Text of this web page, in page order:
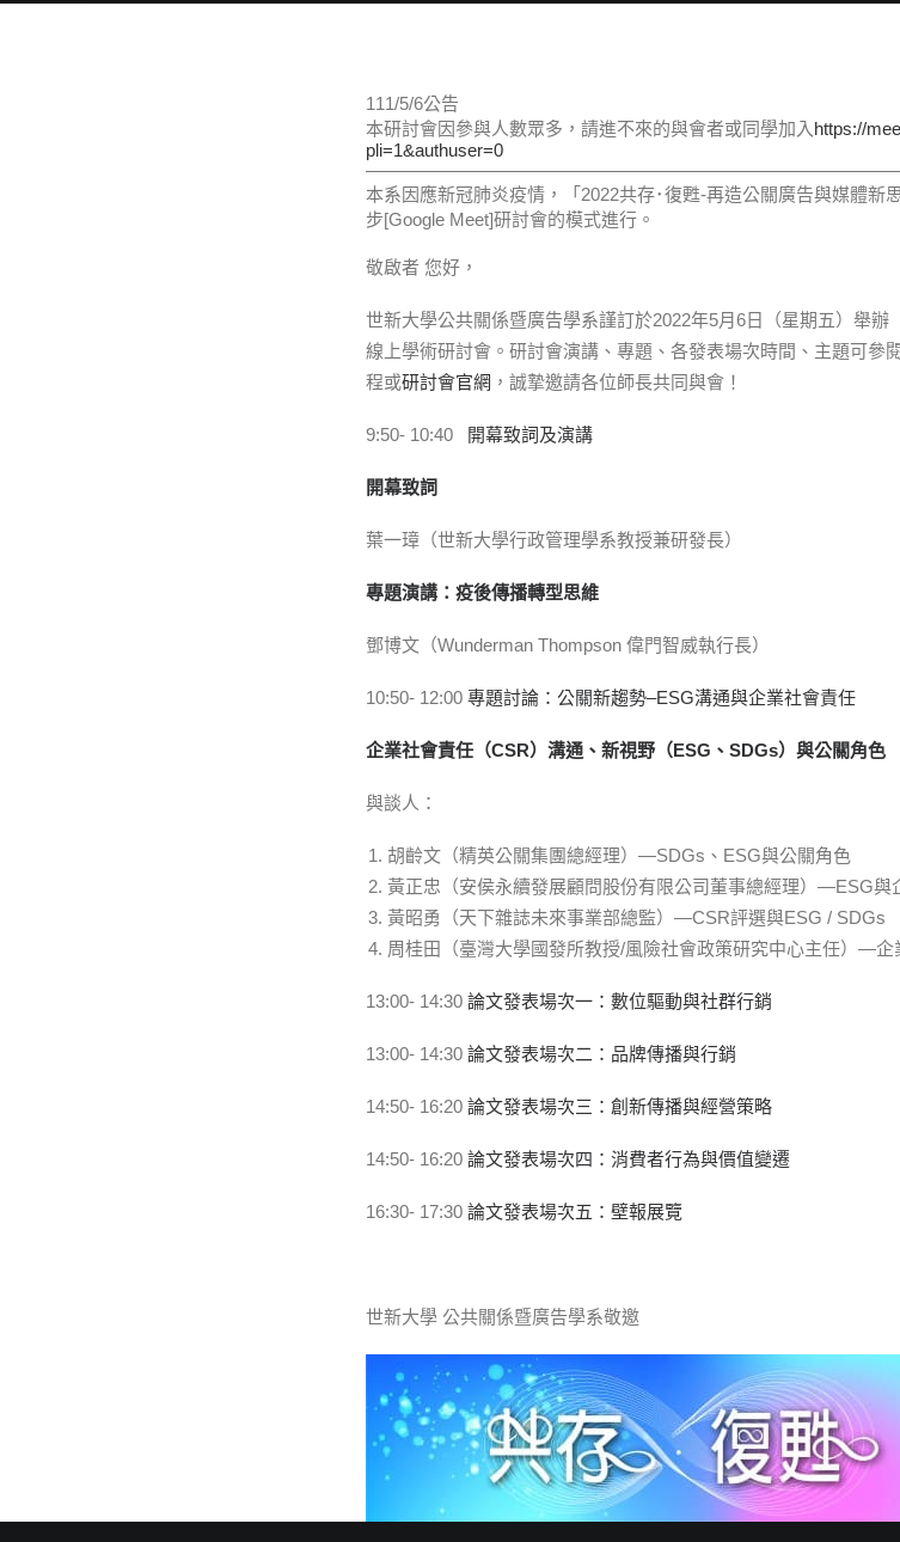
111/5/6公告
本研討會因參與人數眾多，請進不來的與會者或同學加入 https://
pli=1&authuser=0
本系因應新冠肺炎疫情，「2022共存･復甦-再造公關廣告與媒體新
步[Google Meet]研討會的模式進行。
敬啟者 您好，
世新大學公共關係暨廣告學系謹訂於2022年5月6日（星期五）舉
線上學術研討會。研討會演講、專題、各發表場次時間、主題可參
程或研討會官網 ，誠摯邀請各位師長共同與會！
9:50- 10:40 開幕致詞及演講
開幕致詞
葉一璋（世新大學行政管理學系教授兼研發長）
專題演講：疫後傳播轉型思維
鄧博文（Wunderman Thompson 偉門智威執行長）
10:50- 12:00 專題討論：公關新趨勢–ESG溝通與企業社會責任
企業社會責任（CSR）溝通、新視野（ESG、SDGs）與公關角色
與談人：
胡齡文（精英公關集團總經理）—SDGs、ESG與公關角色
黃正忠（安侯永續發展顧問股份有限公司董事總經理）—ESG與
黃昭勇（天下雜誌未來事業部總監）—CSR評選與ESG / SDGs
周桂田（臺灣大學國發所教授/風險社會政策研究中心主任）—企
13:00- 14:30 論文發表場次一：數位驅動與社群行銷
13:00- 14:30 論文發表場次二：品牌傳播與行銷
14:50- 16:20 論文發表場次三：創新傳播與經營策略
14:50- 16:20 論文發表場次四：消費者行為與價值變遷
16:30- 17:30 論文發表場次五：壁報展覽
世新大學 公共關係暨廣告學系敬邀